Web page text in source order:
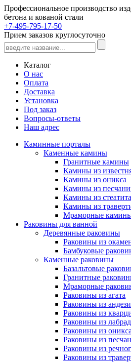
Профессиональное производство
бетона и кованой стали
+7-495-795-17-50
Прием заказов круглосуточно
Каталог
О нас
Оплата
Доставка
Установка
Под заказ
Вопросы-ответы
Наш адрес
Каминные порталы
Каменные камины
Гранитные камины
Камины из
Камины из оникса
Камины из
Камины из стеатита
Камины из
Мраморные
Раковины для ванной
Деревянные раковины
Раковины из
Бамбуковые
Каменные раковины
Базальтовые
Гранитные
Мраморные
Раковины из агата
Раковины из
Раковины из
Раковины из
Раковины из оникса
Раковины из
Раковины из
Раковины из